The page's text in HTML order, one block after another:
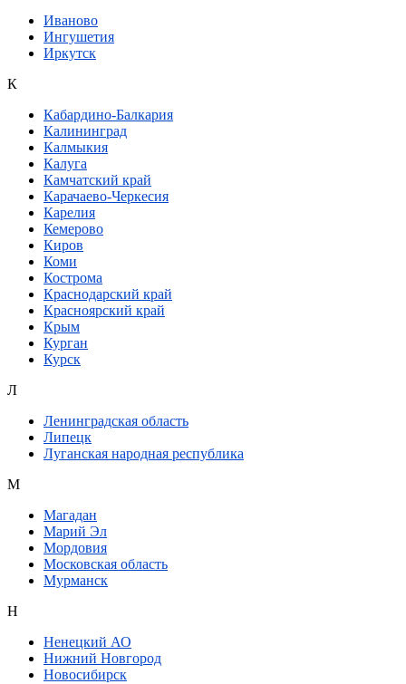
Иваново
Ингушетия
Иркутск
К
Кабардино-Балкария
Калининград
Калмыкия
Калуга
Камчатский край
Карачаево-Черкесия
Карелия
Кемерово
Киров
Коми
Кострома
Краснодарский край
Красноярский край
Крым
Курган
Курск
Л
Ленинградская область
Липецк
Луганская народная республика
М
Магадан
Марий Эл
Мордовия
Московская область
Мурманск
Н
Ненецкий АО
Нижний Новгород
Новосибирск